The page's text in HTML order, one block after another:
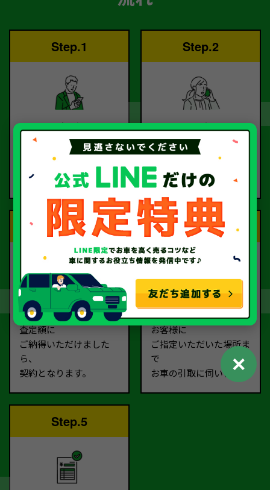
Step.1
ご依頼
お電話または査定フォー
ご依頼ください。
Step.2
査定
査定のプロが
お電話で回答いたしま
す。
Step.3
契約
査定額に
ご納得いただけました
ら、
契約となります。
Step.4
お引取り
お客様に
ご指定いただいた場所ま
で
お車の引取に伺います。
Step.5
✕